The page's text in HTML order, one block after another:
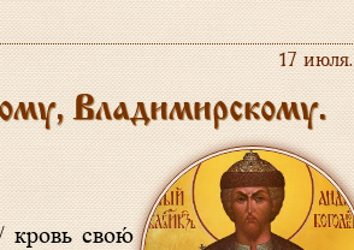
17 июля.
Владимирскому.